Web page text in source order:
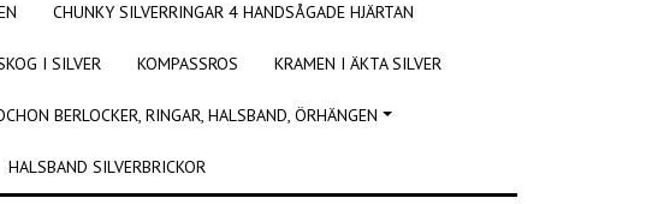
CHUNKY SILVERRINGAR 4 HANDSÅGADE HJÄRTAN
I SILVER KOMPASSROS KRAMEN I ÄKTA SILVER
BERLOCKER, RINGAR, HALSBAND, ÖRHÄNGEN
HALSBAND SILVERBRICKOR